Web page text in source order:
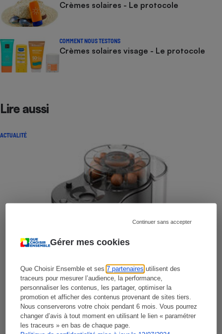
Gérer mes cookies
Que Choisir Ensemble et ses7 partenaires utilisent des
traceurs pour mesurer l’audience, la performance,
personnaliser les contenus, les partager, optimiser la
promotion et afficher des contenus provenant de sites tiers.
Nous conserverons votre choix pendant 6 mois. Vous pourrez
changer d’avis à tout moment en utilisant le lien « paramétrer
les traceurs » en bas de chaque page.
Continuer sans accepter
Crèmes solaires - Le protocole
COMMENT NOUS TESTONS
Crèmes solaires visage - Le protocole
Lire aussi
ACTUALITÉ